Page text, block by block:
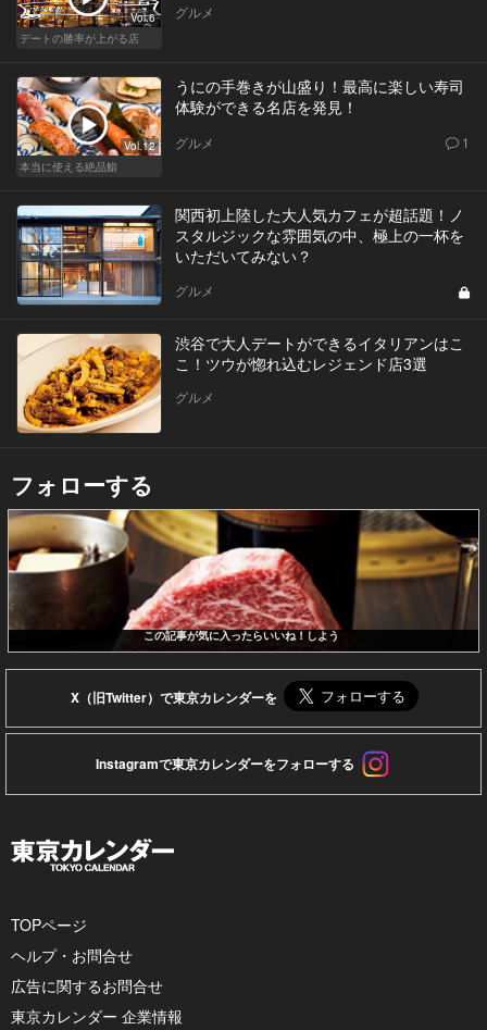
Vol.6
デートの勝率が上がる店
グルメ
Vol.12
本当に使える絶品鮨
うにの手巻きが山盛り！最高に楽しい寿司
体験ができる名店を発見！
グルメ 1
関西初上陸した大人気カフェが超話題！ノ
スタルジックな雰囲気の中、極上の一杯を
いただいてみない？
グルメ
渋谷で大人デートができるイタリアンはこ
こ！ツウが惚れ込むレジェンド店3選
グルメ
フォローする
この記事が気に入ったらいいね！しよう
X（旧Twitter）で東京カレンダーを
Instagramで東京カレンダーをフォローする
TOPページ
ヘルプ・お問合せ
広告に関するお問合せ
東京カレンダー 企業情報